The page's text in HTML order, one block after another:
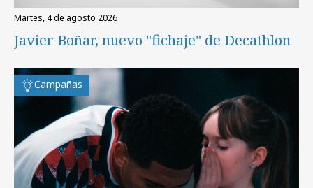
martes, 4 de agosto 2026
Javier Boñar, nuevo "fichaje" de Decathlon
Campañas